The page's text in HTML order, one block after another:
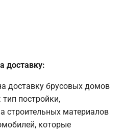
доставку:
доставку брусовых домов
постройки,
строительных материалов
которые